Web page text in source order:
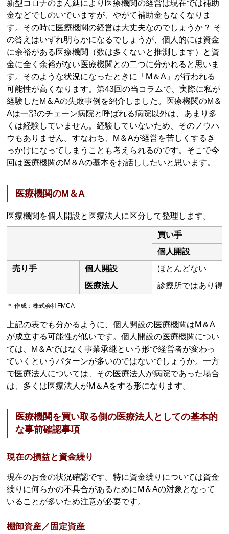
新型コロナのまん延により医療機関の経営は現在では補助
金などでしのいでいますが、やがて補助金もなくなりま
す。その時に医療機関の経営は大丈夫なのでしょうか？ そ
の答えはいずれ明らかになるでしょうが、個人的には資金
に余裕がある医療機関（数は多くないと推測します）と資
金に全く余裕がない医療機関との二つに分かれると思いま
す。そのような状況になったときに「M＆A」が行われる
可能性が高くなります。第43回の当コラムで、実際に私が
経験したM＆Aの失敗事例を紹介しました。医療機関のM＆
Aは一部のチェーン病院と呼ばれる病院以外は、あまり多
くは経験していません。経験していないため、そのノウハ
ウもありません。すなわち、M＆Aが経営を苦しくするき
っかけになってしまうことも考えられるのです。そこで今
回は医療機関のM＆Aの基本をお話ししたいと思います。
医療機関のM＆A
医療機関を個人開設と医療法人に区分して整理します。
買い手
個人開設
売り手
個人開設
ほとんどない
医療法人
診療所ではあり得
＊ 作成：株式会社FMCA
上記の表でも分かるように、個人開設の医療機関はM＆A
が成立する可能性が低いです。個人開設の医療機関につい
ては、M＆Aではなく事業承継という形で経営者が変わっ
ていくというパターンが多いのではないでしょうか。一方
で医療法人については、その医療法人が病院であった場合
は、多くは医療法人がM＆Aをする形になります。
医療機関を買い取る側の医療法人としての基本的
な事前確認事項
現在の損益と資金繰り
現在のお金の状況確認です。特に資金繰りについては資金
繰りに何らかの不具合があるためにM＆Aの対象となって
いることが多いため注意が必要です。
棚卸資産／固定資産